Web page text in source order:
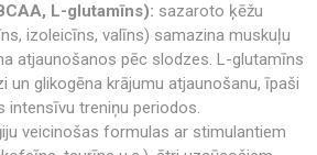
L-glutamīns): sazaroto ķēžu
izoleicīns, valīns) samazina muskuļu
atjaunošanos pēc slodzes. L-glutamīns
un glikogēna krājumu atjaunošanu, īpaši
intensīvu treniņu periodos.
veicinošas formulas ar stimulantiem